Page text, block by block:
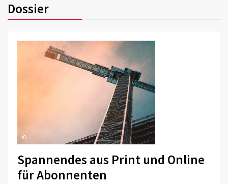
Dossier
©
Spannendes aus Print und Online
für Abonnenten